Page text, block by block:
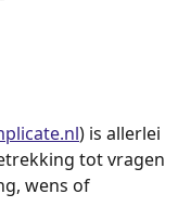
) is allerlei
tot vragen
wens of